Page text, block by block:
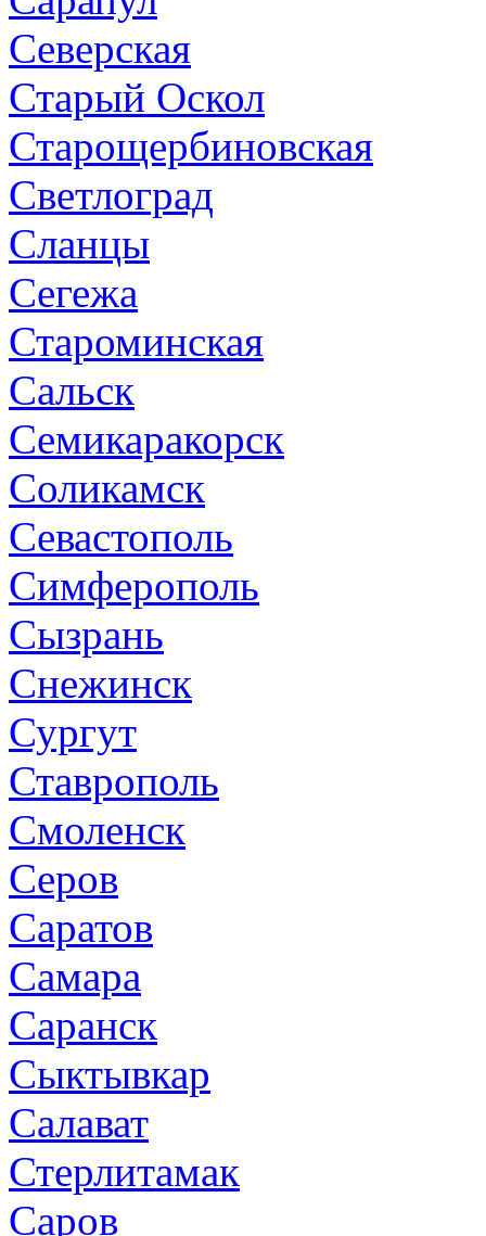
Северская
Старый Оскол
Старощербиновская
Светлоград
Сланцы
Сегежа
Староминская
Сальск
Семикаракорск
Соликамск
Севастополь
Симферополь
Сызрань
Снежинск
Сургут
Ставрополь
Смоленск
Серов
Саратов
Самара
Саранск
Сыктывкар
Салават
Стерлитамак
Саров